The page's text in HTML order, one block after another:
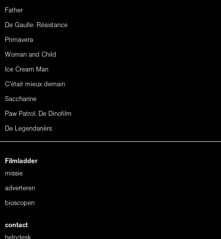
Father
De Gaulle: Résistance
Primavera
Woman and Child
Ice Cream Man
C'était mieux demain
Saccharine
Paw Patrol: De Dinofilm
De Legendariërs
Filmladder
missie
adverteren
bioscopen
contact
helpdesk